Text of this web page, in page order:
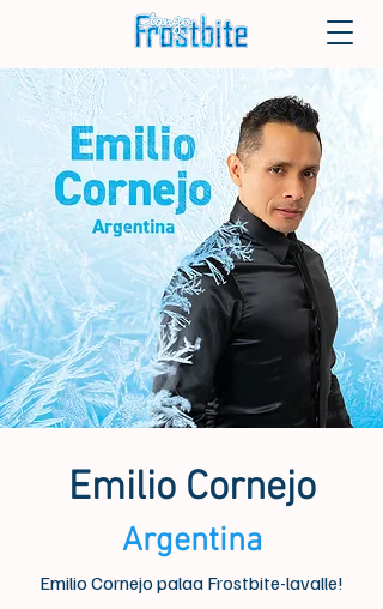
Emilio Cornejo
Argentina
Emilio Cornejo palaa Frostbite-lavalle!